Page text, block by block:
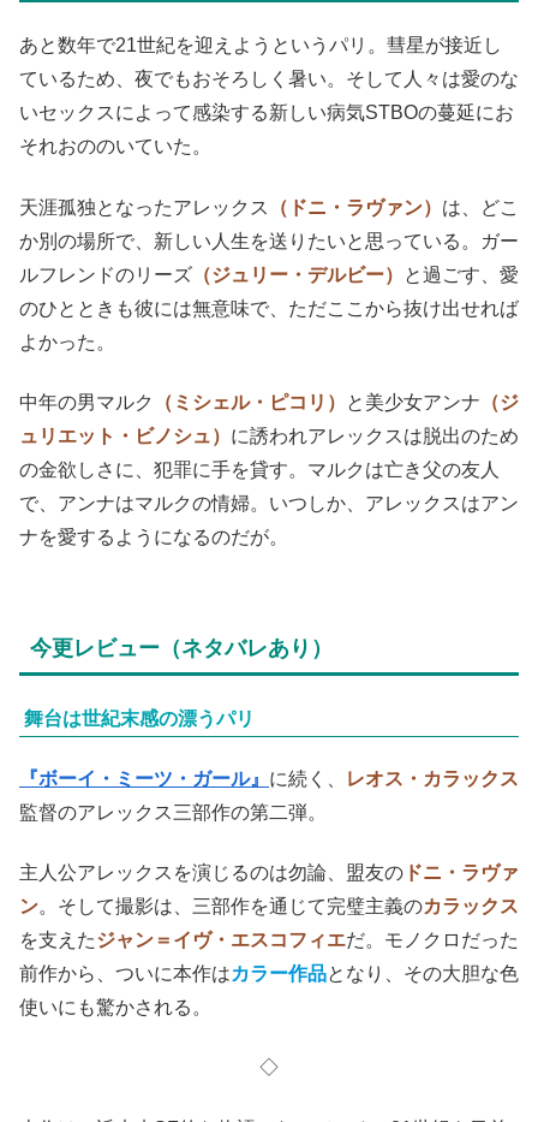
あと数年で21世紀を迎えようというパリ。彗星が接近し
ているため、夜でもおそろしく暑い。そして人々は愛のな
いセックスによって感染する新しい病気STBOの蔓延にお
それおののいていた。
天涯孤独となったアレックス （ドニ・ラヴァン） は、どこ
か別の場所で、新しい人生を送りたいと思っている。ガー
ルフレンドのリーズ （ジュリー・デルビー）
と過ごす、愛
のひとときも彼には無意味で、ただここから抜け出せれば
よかった。
中年の男マルク （ミシェル・ピコリ） と美少女アンナ （ジ
ュリエット・ビノシュ） に誘われアレックスは脱出のため
の金欲しさに、犯罪に手を貸す。マルクは亡き父の友人
で、アンナはマルクの情婦。いつしか、アレックスはアン
ナを愛するようになるのだが。
今更レビュー（ネタバレあり）
舞台は世紀末感の漂うパリ
『ボーイ・ミーツ・ガール』 に続く、
レオス・カラックス
監督のアレックス三部作の第二弾。
主人公アレックスを演じるのは勿論、盟友の ドニ・ラヴァ
ン。そして撮影は、三部作を通じて完璧主義のカラックス
を支えたジャン＝イヴ・エスコフィエだ。モノクロだった
前作から、ついに本作はカラー作品となり、その大胆な色
使いにも驚かされる。
◇